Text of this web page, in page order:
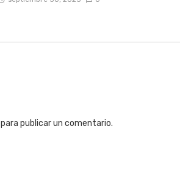
para publicar un comentario.